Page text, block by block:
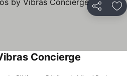
Compartir
Concierge